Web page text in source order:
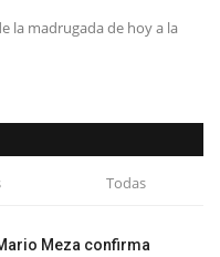
la madrugada de hoy a la
Todas
Meza confirma